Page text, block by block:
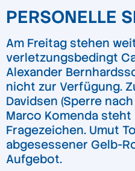
PERSONELLE
Am Freitag stehen
verletzungsbedingt
Alexander
nicht zur Verfügung.
Davidsen (Sperre
Marco Komenda
Fragezeichen. Umut
abgesessener Gelb-
Aufgebot.